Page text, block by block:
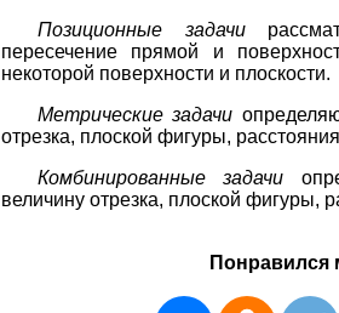
Позиционные задачи
пересечение прямой и
некоторой поверхности и плоскости.
Метрические задачи
отрезка, плоской фигуры,
Комбинированные задачи
величину отрезка, плоской фигуры,
Понравился